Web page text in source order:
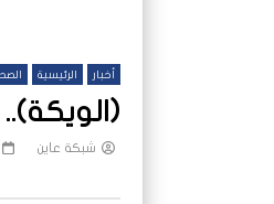
أخبار الرئيسية
شبكة عاين